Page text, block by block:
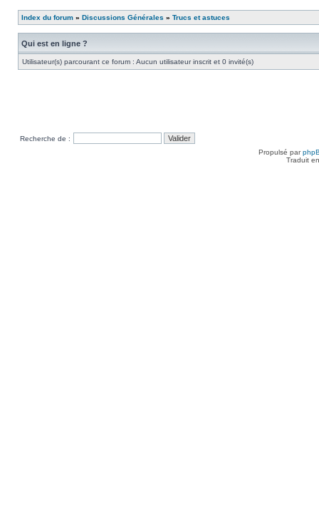
Index du forum » Discussions Générales » Trucs et astuces
Qui est en ligne ?
Utilisateur(s) parcourant ce forum : Aucun utilisateur inscrit et 0 invité(s)
Recherche de :
Propulsé par
Traduit